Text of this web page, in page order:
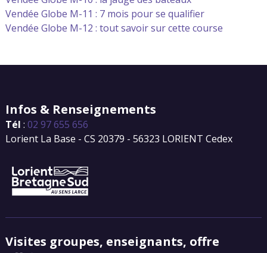
Vendée Globe M-11 : 7 mois pour se qualifier
Vendée Globe M-12 : tout savoir sur cette course
Infos & Renseignements
Tél : 02 97 655 656
Lorient La Base - CS 20379 - 56323 LORIENT Cedex
Visites groupes, enseignants, offre